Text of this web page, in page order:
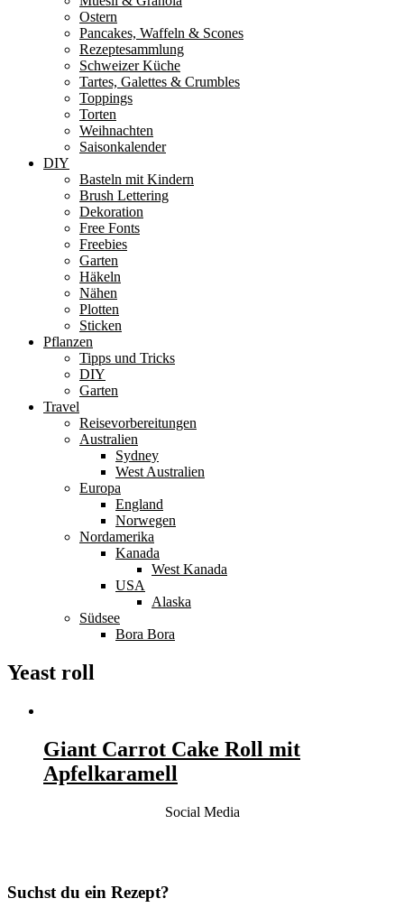
Ostern
Pancakes, Waffeln & Scones
Rezeptesammlung
Schweizer Küche
Tartes, Galettes & Crumbles
Toppings
Torten
Weihnachten
Saisonkalender
DIY
Basteln mit Kindern
Brush Lettering
Dekoration
Free Fonts
Freebies
Garten
Häkeln
Nähen
Plotten
Sticken
Pflanzen
Tipps und Tricks
DIY
Garten
Travel
Reisevorbereitungen
Australien
Sydney
West Australien
Europa
England
Norwegen
Nordamerika
Kanada
West Kanada
USA
Alaska
Südsee
Bora Bora
Yeast roll
Giant Carrot Cake Roll mit
Apfelkaramell
Social Media
Suchst du ein Rezept?